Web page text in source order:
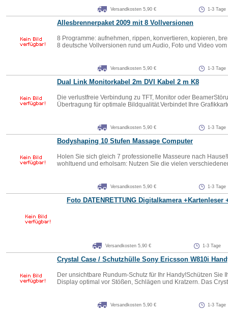
Versandkosten 5,90 € 1-3 Tage
Allesbrennerpaket 2009 mit 8 Vollversionen
8 Programme: aufnehmen, rippen, konvertieren, kopieren,
8 deutsche Vollversionen rund um Audio, Foto und Video
Versandkosten 5,90 € 1-3 Tage
Dual Link Monitorkabel 2m DVI Kabel 2 m K8
Die verlustfreie Verbindung zu TFT, Monitor oder
Übertragung für optimale Bildqualität.Verbindet Ihre
Versandkosten 5,90 € 1-3 Tage
Bodyshaping 10 Stufen Massage Computer
Holen Sie sich gleich 7 professionelle Masseure nach
wohltuend und erholsam: Nutzen Sie die vielen
Versandkosten 5,90 € 1-3 Tage
Foto DATENRETTUNG Digitalkamera +Kartenleser
Versandkosten 5,90 € 1-3 Tage
Crystal Case / Schutzhülle Sony Ericsson W810i
Der unsichtbare Rundum-Schutz für Ihr Handy!Schützen Sie
Display optimal vor Stößen, Schlägen und Kratzern. Das
Versandkosten 5,90 € 1-3 Tage